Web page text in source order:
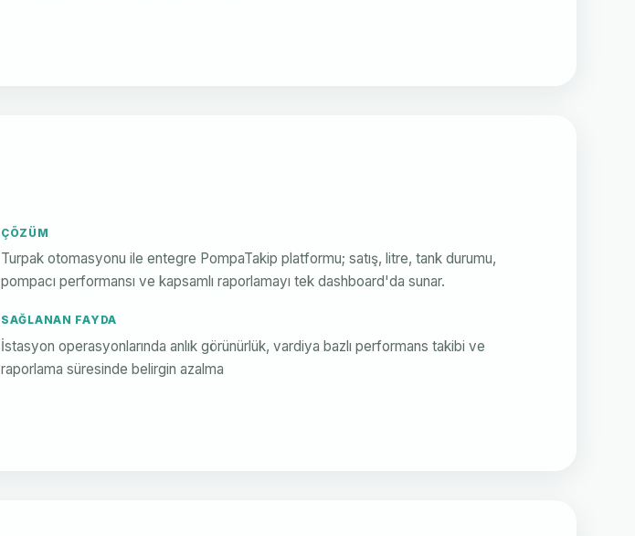
ÇÖZÜM
Turpak otomasyonu ile entegre PompaTakip platformu; satış, litre, tank durumu,
pompacı performansı ve kapsamlı raporlamayı tek dashboard'da sunar.
SAĞLANAN FAYDA
İstasyon operasyonlarında anlık görünürlük, vardiya bazlı performans takibi ve
raporlama süresinde belirgin azalma